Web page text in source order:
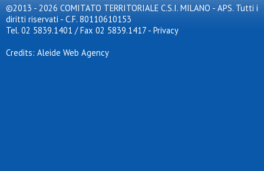
©2013 - 2026 COMITATO TERRITORIALE C.S.I. MILANO - APS. Tutti i
diritti riservati - C.F. 80110610153
Tel. 02 5839.1401 / Fax 02 5839.1417 - Privacy
Credits: Aleide Web Agency